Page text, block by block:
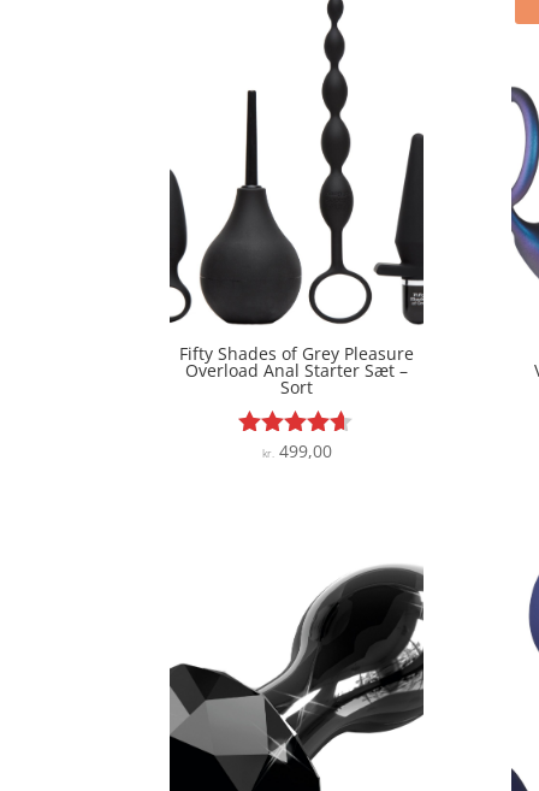
Fifty Shades of Grey Pleasure
Overload Anal Starter Sæt –
Sort
Vurderet
kr.499,00